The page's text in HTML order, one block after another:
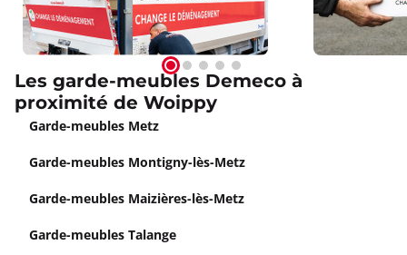
Les garde-meubles Demeco à
proximité de Woippy
Garde-meubles Metz
Garde-meubles Montigny-lès-Metz
Garde-meubles Maizières-lès-Metz
Garde-meubles Talange